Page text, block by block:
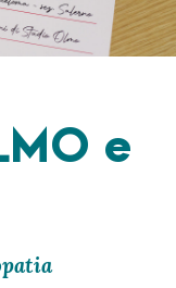
e